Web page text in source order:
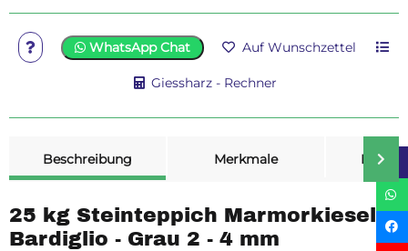
WhatsApp Chat Auf Wunschzettel
Giessharz - Rechner
Beschreibung
Merkmale
25 kg Steinteppich Marmorkiesel
Bardiglio - Grau 2 - 4 mm